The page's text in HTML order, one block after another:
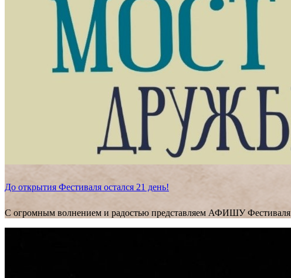
До открытия Фестиваля остался 21 день!
С огромным волнением и радостью представляем АФИШУ Фестиваля